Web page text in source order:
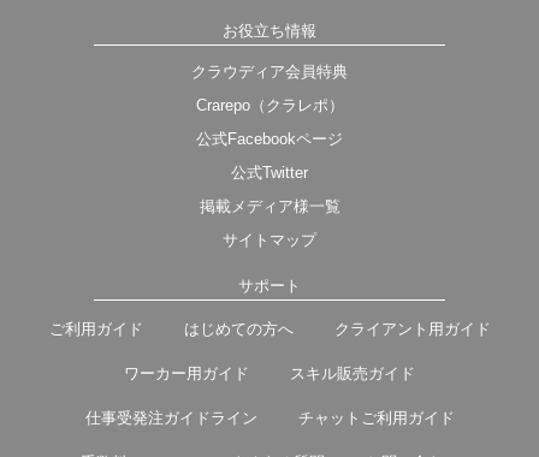
お役立ち情報
クラウディア会員特典
Crarepo（クラレポ）
公式Facebookページ
公式Twitter
掲載メディア様一覧
サイトマップ
サポート
ご利用ガイド はじめての方へ クライアント用ガイド
ワーカー用ガイド スキル販売ガイド
仕事受発注ガイドライン チャットご利用ガイド